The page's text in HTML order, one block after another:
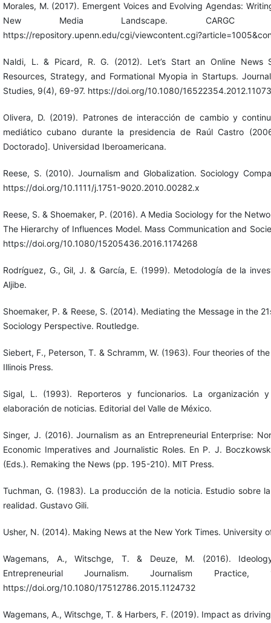
Morales, M. (2017). Emergent Voices and Evolving Agendas:
New Media Landscape. CARGC
https://repository.upenn.edu/cgi/
Naldi, L. & Picard, R. G. (2012). Let’s Start an Online News
Resources, Strategy, and Formational Myopia in Startups.
Studies, 9(4), 69-97. https://doi.org/10.1080/
Olivera, D. (2019). Patrones de interacción de cambio y
mediático cubano durante la presidencia de Raúl Castro
Doctorado]. Universidad Iberoamericana.
Reese, S. (2010). Journalism and Globalization. Sociology
https://doi.org/10.1111/j.1751-9020.2010.00282.x
Reese, S. & Shoemaker, P. (2016). A Media Sociology for the
The Hierarchy of Influences Model. Mass Communication and
https://doi.org/10.1080/15205436.2016.1174268
Rodríguez, G., Gil, J. & García, E. (1999). Metodología de la
Aljibe.
Shoemaker, P. & Reese, S. (2014). Mediating the Message in the
Sociology Perspective. Routledge.
Siebert, F., Peterson, T. & Schramm, W. (1963). Four theories of
Illinois Press.
Sigal, L. (1993). Reporteros y funcionarios. La organización
elaboración de noticias. Editorial del Valle de México.
Singer, J. (2016). Journalism as an Entrepreneurial Enterprise:
Economic Imperatives and Journalistic Roles. En P. J.
(Eds.). Remaking the News (pp. 195-210). MIT Press.
Tuchman, G. (1983). La producción de la noticia. Estudio sobre
realidad. Gustavo Gili.
Usher, N. (2014). Making News at the New York Times. University
Wagemans, A., Witschge, T. & Deuze, M. (2016).
Entrepreneurial Journalism. Journalism Practice,
https://doi.org/10.1080/17512786.2015.1124732
Wagemans, A., Witschge, T. & Harbers, F. (2019). Impact as